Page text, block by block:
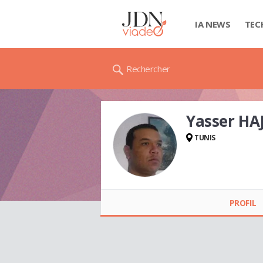
IA NEWS
Rechercher
Yasser
TUNIS
PROFIL